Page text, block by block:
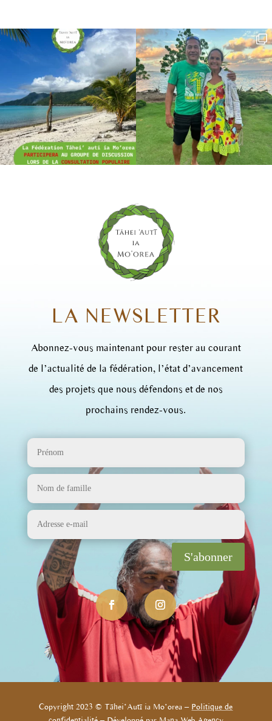
LA NEWSLETTER
Abonnez-vous maintenant pour rester au courant
de l’actualité de la fédération, l’état d’avancement
des projets que nous défendons et de nos
prochains rendez-vous.
S'abonner
Copyright 2023 © Tāhei’Autī ia Mo’orea – Politique de